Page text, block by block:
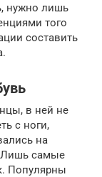
нужно лишь
того
составить
в ней не
с ноги,
на
Лишь самые
Популярны